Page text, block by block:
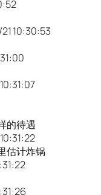
10:30:53
的待遇
估计炸锅